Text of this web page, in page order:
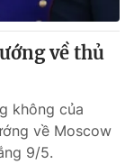
về thủ
không của
về Moscow
9/5.